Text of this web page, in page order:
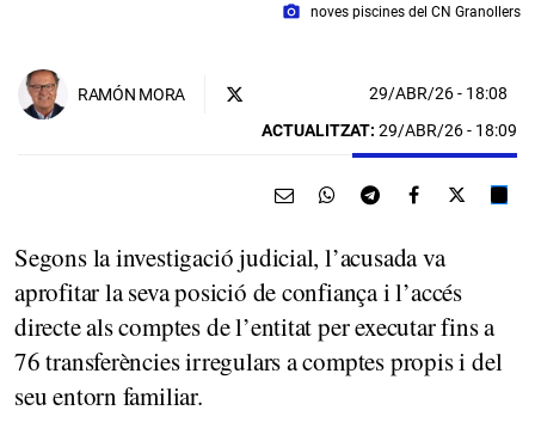
photo_camera noves piscines del CN Granollers
RAMÓN MORA 29/ABR/26- 18:08
ACTUALITZAT: 29/ABR/26 - 18:09
Segons la investigació judicial, l’acusada va
aprofitar la seva posició de confiança i l’accés
directe als comptes de l’entitat per executar fins a
76 transferències irregulars a comptes propis i del
seu entorn familiar.